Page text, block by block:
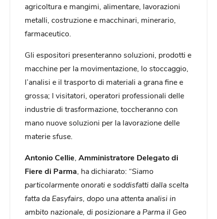
agricoltura e mangimi, alimentare, lavorazioni
metalli, costruzione e macchinari, minerario,
farmaceutico.
Gli espositori presenteranno soluzioni, prodotti e
macchine per la movimentazione, lo stoccaggio,
l’analisi e il trasporto di materiali a grana fine e
grossa; I visitatori, operatori professionali delle
industrie di trasformazione, toccheranno con
mano nuove soluzioni per la lavorazione delle
materie sfuse.
Antonio Cellie Amministratore Delegato di
Fiere di Parma , ha dichiarato: “Siamo
particolarmente onorati e soddisfatti dalla scelta
fatta da Easyfairs, dopo una attenta analisi in
ambito nazionale, di posizionare a Parma il Geo